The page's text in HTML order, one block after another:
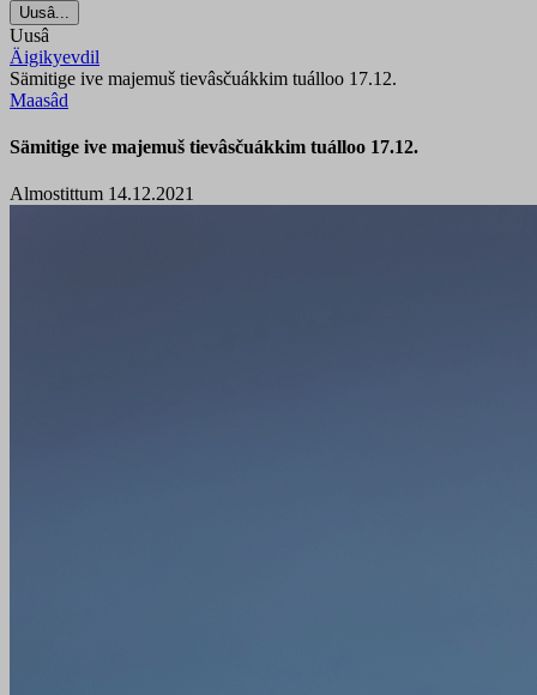
Uusâ...
Uusâ
Äigikyevdil
Sämitige ive majemuš tievâsčuákkim tuálloo 17.12.
Maasâd
Sämitige ive majemuš tievâsčuákkim tuálloo 17.12.
Almostittum 14.12.2021